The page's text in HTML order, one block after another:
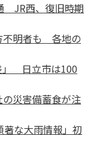
JR西、復旧時期
不明者も 各地の
」 日立市は100
災害備蓄食が注
な大雨情報」初